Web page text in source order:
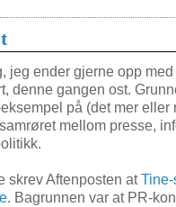
jeg ender gjerne opp
denne gangen ost.
på (det mer eller
mellom presse,
skrev Aftenposten at
. Bagrunnen var at PR-